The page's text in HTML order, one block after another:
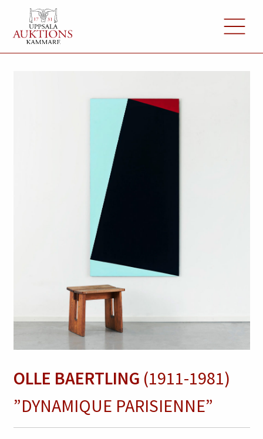
OLLE BAERTLING (1911-1981)
”DYNAMIQUE PARISIENNE”